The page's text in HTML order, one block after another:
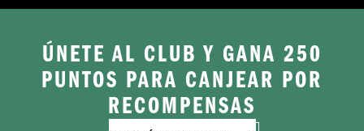
ÚNETE AL CLUB Y GANA 250
PUNTOS PARA CANJEAR POR
RECOMPENSAS